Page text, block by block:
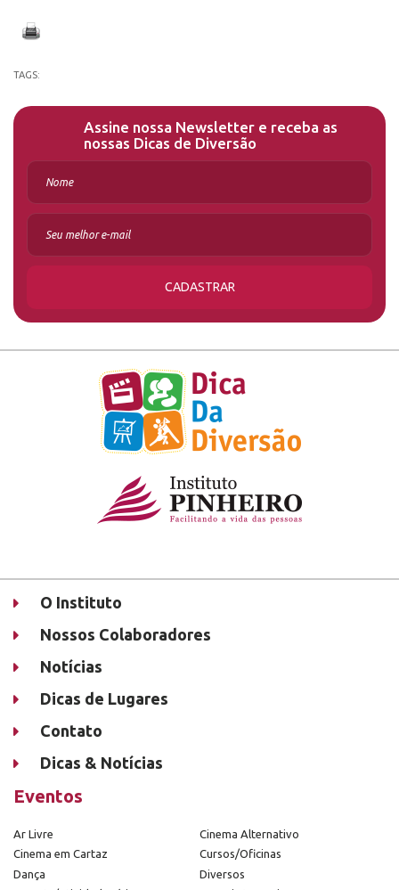
TAGS:
Assine nossa Newsletter e receba as
nossas Dicas de Diversão
CADASTRAR
O Instituto
Nossos Colaboradores
Notícias
Dicas de Lugares
Contato
Dicas & Notícias
Eventos
Ar Livre
Cinema Alternativo
Cinema em Cartaz
Cursos/Oficinas
Dança
Diversos